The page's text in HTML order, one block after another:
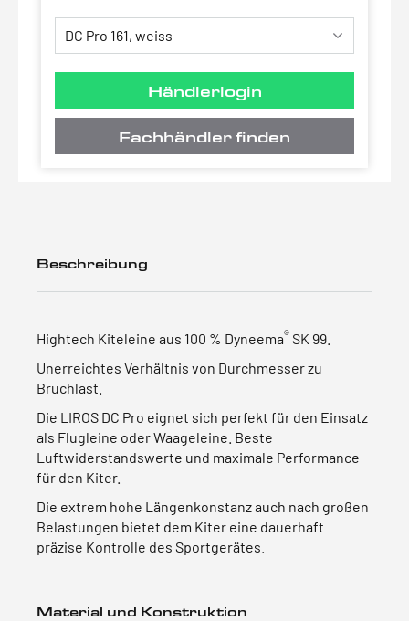
Händlerlogin
Fachhändler finden
Beschreibung
Hightech Kiteleine aus 100 % Dyneema®SK 99.
Unerreichtes Verhältnis von Durchmesser zu
Bruchlast.
Die LIROS DC Pro eignet sich perfekt für den Einsatz
als Flugleine oder Waageleine. Beste
Luftwiderstandswerte und maximale Performance
für den Kiter.
Die extrem hohe Längenkonstanz auch nach großen
Belastungen bietet dem Kiter eine dauerhaft
präzise Kontrolle des Sportgerätes.
Material und Konstruktion